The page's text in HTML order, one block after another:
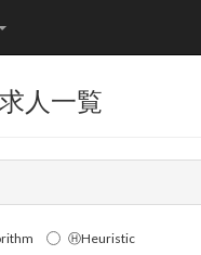
人一覧
ⒽHeuristic